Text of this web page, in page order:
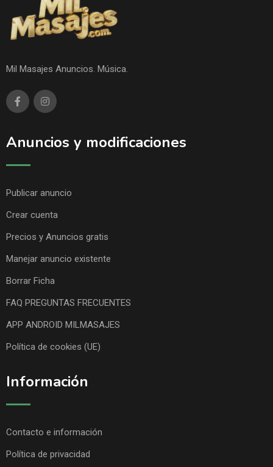
Mil Masajes Anuncios. Música.
Anuncios y modificaciones
Publicar anuncio
Crear cuenta
Precios y Anuncios gratis
Manejar anuncio existente
Borrar Ficha
FAQ PREGUNTAS FRECUENTES
APP ANDROID MILMASAJES
Política de cookies (UE)
Información
Contacto e información
Política de privacidad